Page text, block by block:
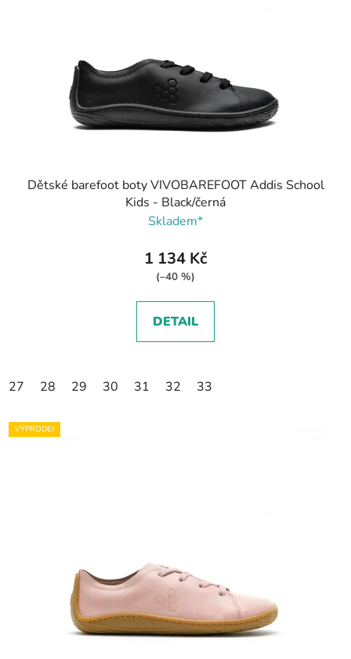
Dětské barefoot boty VIVOBAREFOOT Addis School
Kids - Black/černá
Skladem*
1 134 Kč
(–40 %)
DETAIL
27 28 29 30 31 32 33
VÝPRODEJ